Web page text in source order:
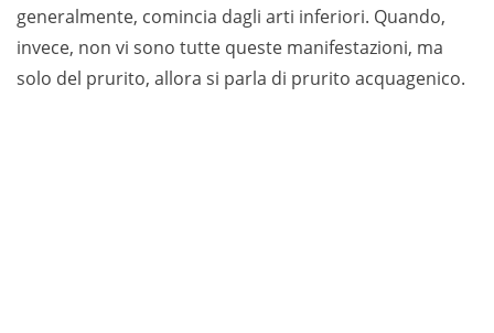
generalmente, comincia dagli arti inferiori. Quando,
invece, non vi sono tutte queste manifestazioni, ma
solo del prurito, allora si parla di prurito acquagenico.